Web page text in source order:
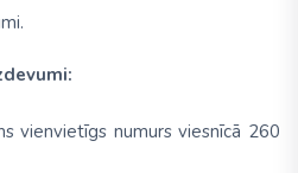
vienvietīgs numurs viesnīcā 260